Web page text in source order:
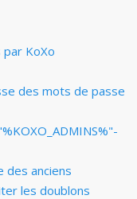
KoXo
des mots de passe
des anciens
les doublons